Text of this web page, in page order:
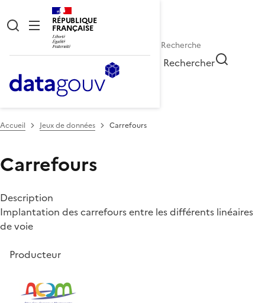
RÉPUBLIQUE
FRANÇAISE
Rechercher
Accueil Jeux de données Carrefours
Carrefours
Description
Implantation des carrefours entre les différents linéaires
de voie
Producteur